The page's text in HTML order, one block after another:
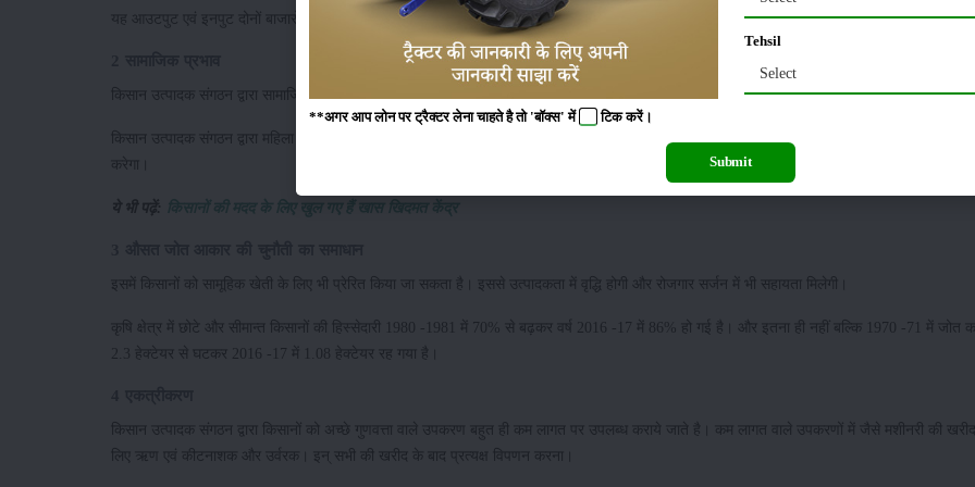
यह आउटपुट एवं इनपुट दोनों बाजारों में छोटे किसानों की सहायता करने के लिए अनुमति प्रदान करता है।
किसान उत्पादक संगठन द्वारा सामाजिक पूंजी का विकास होगा। यह संगठन सामाजिक संघर्षो को कम करने के साथ साथ, समुदाय में पोषण मूल्यों को भी कम करेगा।
किसान उत्पादक संगठन द्वारा महिला किसानों को भी निर्णय लेने में आसानी होगी, उनकी निर्णय क्षमता में भी वृद्धि होगी। यह संगठन लिंग भेदभाव को भी कम करने में सहायता
करेगा।
ये भी पढ़ें: किसानों की मदद के लिए खुल गए हैं खास खिदमत केंद्र
इसमें किसानों को सामूहिक खेती के लिए भी प्रेरित किया जा सकता है। इससे उत्पादकता में वृद्धि होगी और रोजगार सर्जन में भी सहायता मिलेगी।
कृषि क्षेत्र में छोटे और सीमान्त किसानों की हिस्सेदारी 1980 -1981 में 70% से बढ़कर वर्ष 2016 -17 में 86% हो गई है। और इतना ही नहीं बल्कि 1970 -71 में जोत
2.3 हेक्टेयर से घटकर 2016 -17 में 1.08 हेक्टेयर रह गया है।
किसान उत्पादक संगठन द्वारा किसानों को अच्छे गुणवत्ता वाले उपकरण बहुत ही कम लागत पर उपलब्ध कराये जाते है। कम लागत वाले उपकरणों में जैसे मशीनरी की
लिए ऋण एवं कीटनाशक और उर्वरक। इन् सभी की खरीद के बाद प्रत्यक्ष विपणन करना।
Tehsil
Select
**अगर आप लोन पर ट्रैक्टर लेना चाहते है तो 'बॉक्स' में टिककरें।
Submit